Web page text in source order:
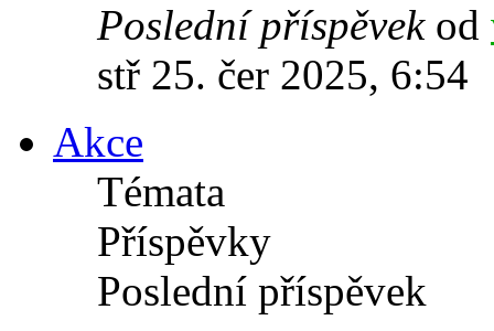
Poslední příspěvekod
stř 25. čer 2025, 6:54
Akce
Témata
Příspěvky
Poslední příspěvek